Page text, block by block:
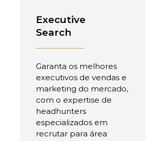
Executive
Search
Garanta os melhores
executivos de vendas e
marketing do mercado,
com o expertise de
headhunters
especializados em
recrutar para área